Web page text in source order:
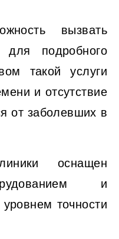
вызвать
подробного
такой услуги
и отсутствие
от заболевших в
оснащен
и
точности